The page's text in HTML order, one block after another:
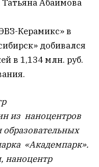
Абаимова
Керамикс» в
добивался
в 1,134 млн. руб.
из наноцентров
«Академпарк».
наноцентр